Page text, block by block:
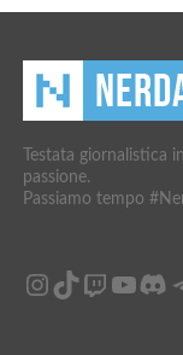
Testata giornalistica
passione.
Passiamo tempo
Instagram
TikTok
Twitch